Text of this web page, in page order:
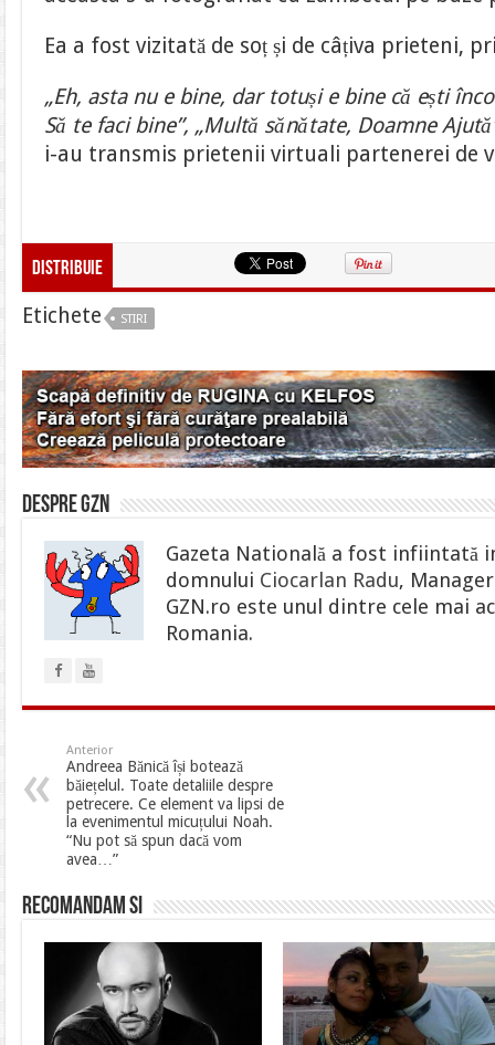
Ea a fost vizitată de soț și de câțiva prieteni,
„Eh, asta nu e bine, dar totuși e bine că ești
Să te faci bine”, „Multă sănătate, Doamne
i-au transmis prietenii virtuali partenerei de
Distribuie
Etichete STIRI
Despre gzn
Gazeta Natională a fost infiintată
domnului Ciocarlan Radu,
GZN.ro este unul dintre cele mai
Romania.
Anterior
Andreea Bănică își botează
băiețelul. Toate detaliile despre
petrecere. Ce element va lipsi de
la evenimentul micuțului Noah.
“Nu pot să spun dacă vom
avea…”
Recomandam si